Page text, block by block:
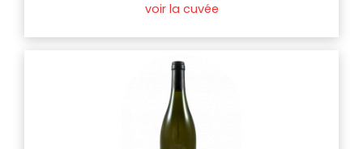
voir la cuvée